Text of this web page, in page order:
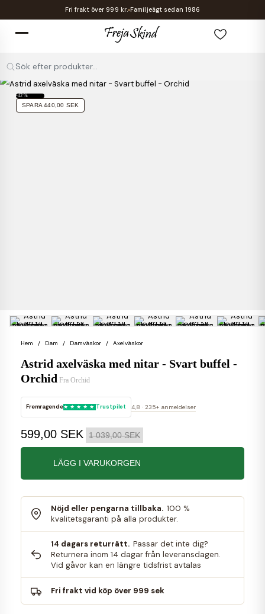
Fri frakt över 999 kr. Familjeägt sedan 1986
Sök efter produkter...
-42 %
SPARA 440,00 SEK
Hem Dam Damväskor Axelväskor
Astrid axelväska med nitar - Svart buffel -
Orchid Fra Orchid
Fremragende Trustpilot 4,8 · 235+ anmeldelser
599,00 SEK 1 039,00 SEK
LÄGG I VARUKORGEN
Nöjd eller pengarna tillbaka. 100 %
kvalitetsgaranti på alla produkter.
14 dagars returrätt. Passar det inte dig?
Returnera inom 14 dagar från leveransdagen.
Vid gåvor kan en längre tidsfrist avtalas
Fri frakt vid köp över 999 sek